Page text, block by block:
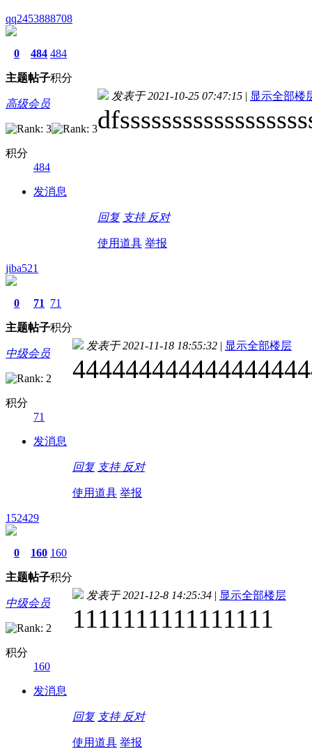
qq2453888708
0
主题
484
帖子
484
积分
高级会员
积分
484
发消息
发表于 2021-10-25 07:47:15 | 显示全部楼
回复 支持 反对
使用道具 举报
jiba521
0
主题
71
帖子
71
积分
中级会员
积分
71
发消息
发表于 2021-11-18 18:55:32 | 显示全部楼层
回复 支持 反对
使用道具 举报
152429
0
主题
160
帖子
160
积分
中级会员
积分
160
发消息
发表于 2021-12-8 14:25:34 | 显示全部楼层
1111111111111111
回复 支持 反对
使用道具 举报